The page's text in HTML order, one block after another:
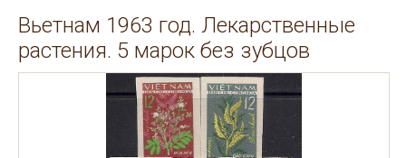
Вьетнам 1963 год. Лекарственные
растения. 5 марок без зубцов